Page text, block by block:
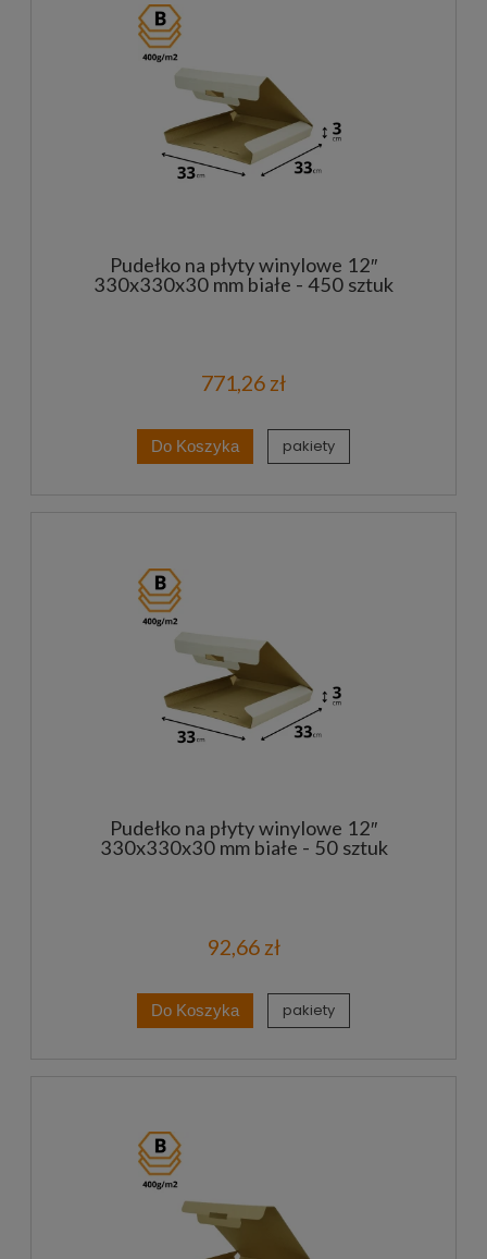
Pudełko na płyty winylowe 12″
330x330x30 mm białe - 450 sztuk
771,26 zł
Do Koszyka pakiety
Pudełko na płyty winylowe 12″
330x330x30 mm białe - 50 sztuk
92,66 zł
Do Koszyka pakiety